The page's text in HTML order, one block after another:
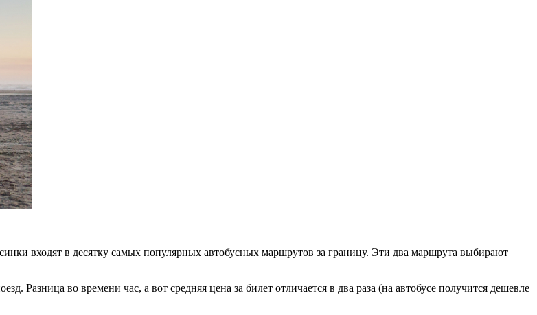
входят в десятку самых популярных автобусных маршрутов за границу. Эти два маршрута выбирают
Разница во времени час, а вот средняя цена за билет отличается в два раза (на автобусе получится дешевле